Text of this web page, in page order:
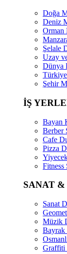
Doğa
Deniz
Orman
Şelale
Uzay
Dünya
Türkiye
Şehir
İŞ
Bayan
Berber
Cafe
Pizza
Fitness
SANAT
Sanat
Müzik
Bayrak
Graffiti